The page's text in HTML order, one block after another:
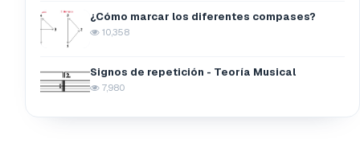
¿Cómo marcar los diferentes compases?
10,358
Signos de repetición - Teoría Musical
7,980